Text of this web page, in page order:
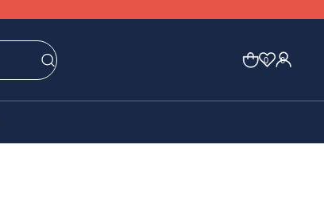
0 0